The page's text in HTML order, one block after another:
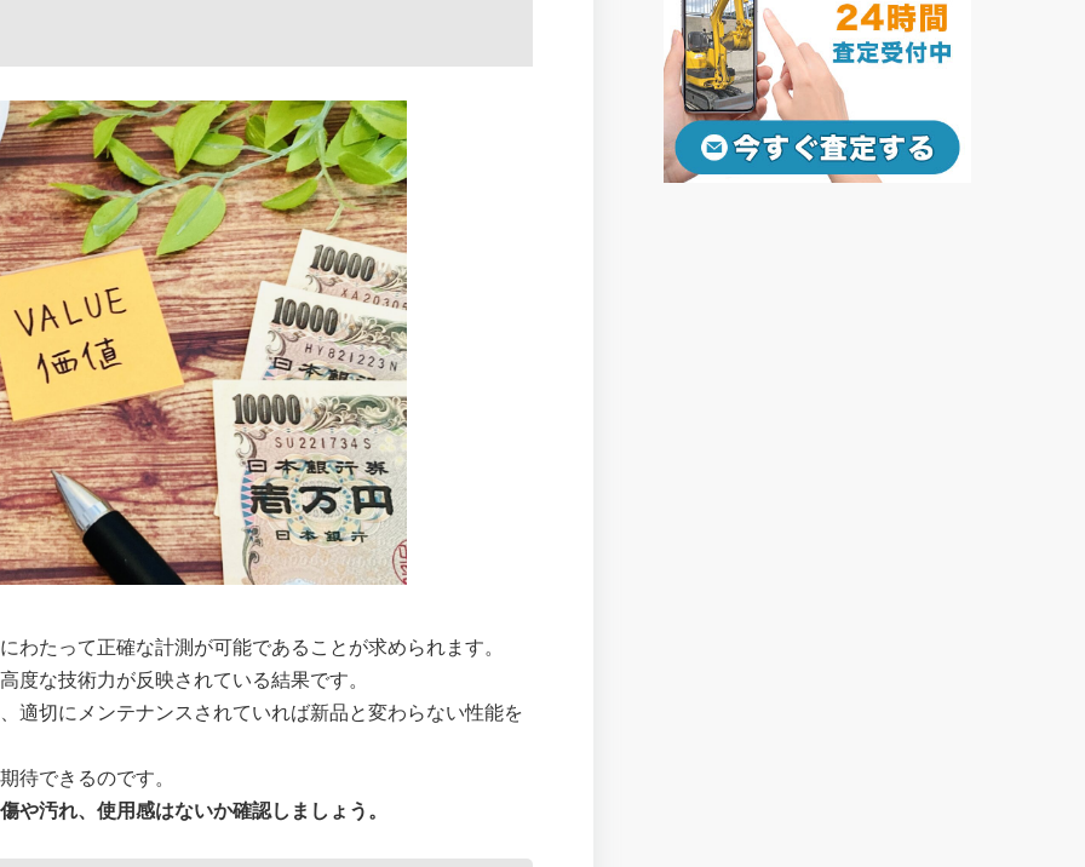
たって正確な計測が可能であることが求められます。
な技術力が反映されている結果です。
適切にメンテナンスされていれば新品と変わらない性能を
待できるのです。
や汚れ、使用感はないか確認しましょう。